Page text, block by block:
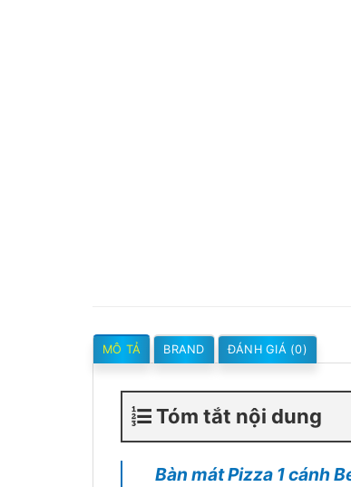
MÔ TẢ BRAND ĐÁNH GIÁ (0)
Tóm tắt nội dung
Bàn mát Pizza 1 cánh